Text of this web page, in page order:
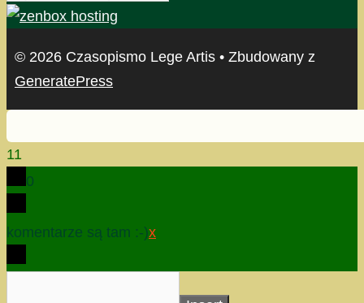
© 2026 Czasopismo Lege Artis • Zbudowany z
GeneratePress
11
0
komentarze są tam :-)x